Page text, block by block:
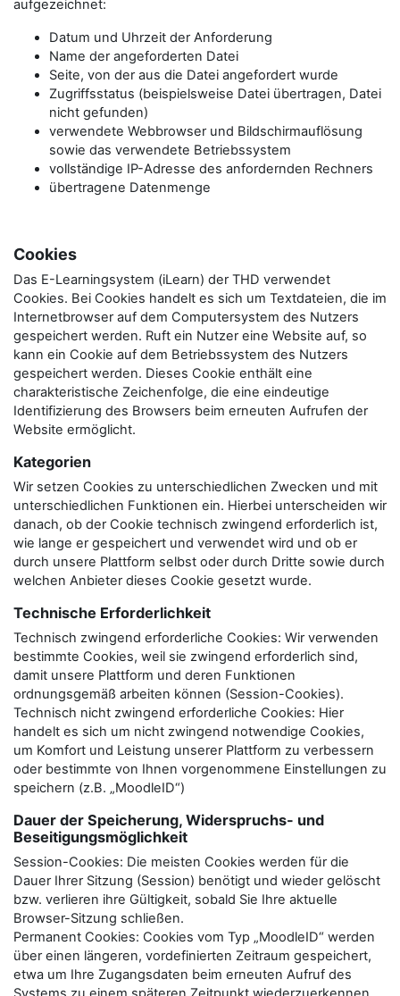
aufgezeichnet:
Datum und Uhrzeit der Anforderung
Name der angeforderten Datei
Seite, von der aus die Datei angefordert wurde
Zugriffsstatus (beispielsweise Datei übertragen, Datei
nicht gefunden)
verwendete Webbrowser und Bildschirmauflösung
sowie das verwendete Betriebssystem
vollständige IP-Adresse des anfordernden Rechners
übertragene Datenmenge
Cookies
Das E-Learningsystem (iLearn) der THD verwendet
Cookies. Bei Cookies handelt es sich um Textdateien, die im
Internetbrowser auf dem Computersystem des Nutzers
gespeichert werden. Ruft ein Nutzer eine Website auf, so
kann ein Cookie auf dem Betriebssystem des Nutzers
gespeichert werden. Dieses Cookie enthält eine
charakteristische Zeichenfolge, die eine eindeutige
Identifizierung des Browsers beim erneuten Aufrufen der
Website ermöglicht.
Kategorien
Wir setzen Cookies zu unterschiedlichen Zwecken und mit
unterschiedlichen Funktionen ein. Hierbei unterscheiden wir
danach, ob der Cookie technisch zwingend erforderlich ist,
wie lange er gespeichert und verwendet wird und ob er
durch unsere Plattform selbst oder durch Dritte sowie durch
welchen Anbieter dieses Cookie gesetzt wurde.
Technische Erforderlichkeit
Technisch zwingend erforderliche Cookies: Wir verwenden
bestimmte Cookies, weil sie zwingend erforderlich sind,
damit unsere Plattform und deren Funktionen
ordnungsgemäß arbeiten können (Session-Cookies).
Technisch nicht zwingend erforderliche Cookies: Hier
handelt es sich um nicht zwingend notwendige Cookies,
um Komfort und Leistung unserer Plattform zu verbessern
oder bestimmte von Ihnen vorgenommene Einstellungen zu
speichern (z.B. „MoodleID“)
Dauer der Speicherung, Widerspruchs- und
Beseitigungsmöglichkeit
Session-Cookies: Die meisten Cookies werden für die
Dauer Ihrer Sitzung (Session) benötigt und wieder gelöscht
bzw. verlieren ihre Gültigkeit, sobald Sie Ihre aktuelle
Browser-Sitzung schließen.
Permanent Cookies: Cookies vom Typ „MoodleID“ werden
über einen längeren, vordefinierten Zeitraum gespeichert,
etwa um Ihre Zugangsdaten beim erneuten Aufruf des